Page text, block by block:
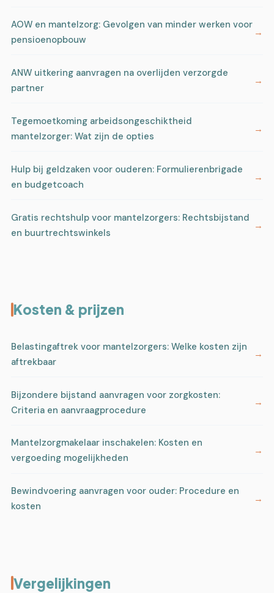
AOW en mantelzorg: Gevolgen van minder werken voor
pensioenopbouw
ANW uitkering aanvragen na overlijden verzorgde
partner
Tegemoetkoming arbeidsongeschiktheid
mantelzorger: Wat zijn de opties
Hulp bij geldzaken voor ouderen: Formulierenbrigade
en budgetcoach
Gratis rechtshulp voor mantelzorgers: Rechtsbijstand
en buurtrechtswinkels
Kosten & prijzen
Belastingaftrek voor mantelzorgers: Welke kosten zijn
aftrekbaar
Bijzondere bijstand aanvragen voor zorgkosten:
Criteria en aanvraagprocedure
Mantelzorgmakelaar inschakelen: Kosten en
vergoeding mogelijkheden
Bewindvoering aanvragen voor ouder: Procedure en
kosten
Vergelijkingen